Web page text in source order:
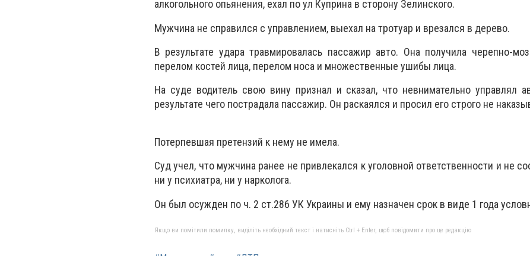
алкогольного опьянения, ехал по ул Куприна в сторону Зелинского.
Мужчина не справился с управлением, выехал на тротуар и врезался в дерево.
В результате удара травмировалась пассажир авто. Она получила черепно-
перелом костей лица, перелом носа и множественные ушибы лица.
На суде водитель свою вину признал и сказал, что невнимательно управлял
результате чего пострадала пассажир. Он раскаялся и просил его строго не
Потерпевшая претензий к нему не имела.
Суд учел, что мужчина ранее не привлекался к уголовной ответственности и не
ни у психиатра, ни у нарколога.
Он был осужден по ч. 2 ст.286 УК Украины и ему назначен срок в виде 1 года
Якщо ви помітили помилку, виділіть необхідний текст і натисніть Ctrl + Enter, щоб повідомити про це редакцію